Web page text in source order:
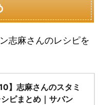
志麻さんのレシピを
】志麻さんのスタミ
ピまとめ｜サバン